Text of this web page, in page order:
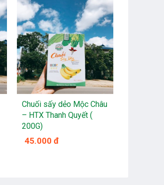
Chuối sấy dẻo Mộc Châu
– HTX Thanh Quyết (
200G)
45.000 đ